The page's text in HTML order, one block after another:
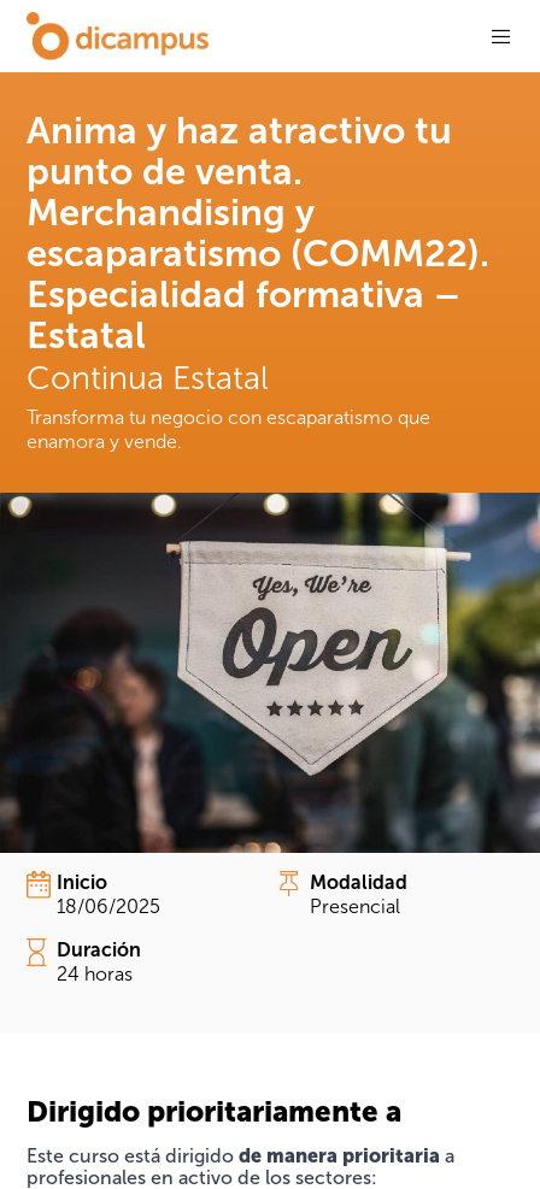
Anima y haz atractivo tu
punto de venta.
Merchandising y
escaparatismo (COMM22).
Especialidad formativa –
Estatal
Continua Estatal
Transforma tu negocio con escaparatismo que
enamora y vende.
Inicio
18/06/2025
Modalidad
Presencial
Duración
24 horas
Dirigido prioritariamente a
Este curso está dirigido de manera prioritariaa
profesionales en activo de los sectores: